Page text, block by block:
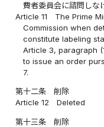
費者委員会に諮問しな
Article 11
The Prime
Commission when
constitute labeling
Article 3, paragraph
to issue an order
7.
第十二条
削除
Article 12
Deleted
第十三条
削除